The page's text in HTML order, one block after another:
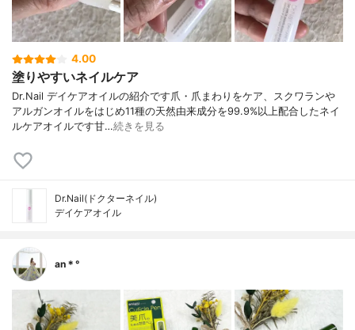
4.00
塗りやすいネイルケア
Dr.Nail デイケアオイルの紹介です爪・爪まわりをケア、スクワランや
アルガンオイルをはじめ11種の天然由来成分を99.9%以上配合したネイ
ルケアオイルです甘…続きを見る
Dr.Nail(ドクターネイル)
デイケアオイル
an＊°